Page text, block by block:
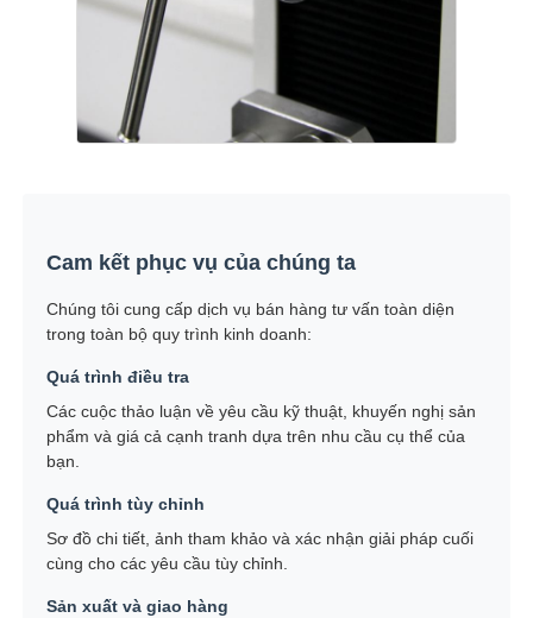
Cam kết phục vụ của chúng ta
Chúng tôi cung cấp dịch vụ bán hàng tư vấn toàn diện
trong toàn bộ quy trình kinh doanh:
Quá trình điều tra
Các cuộc thảo luận về yêu cầu kỹ thuật, khuyến nghị sản
phẩm và giá cả cạnh tranh dựa trên nhu cầu cụ thể của
bạn.
Quá trình tùy chỉnh
Sơ đồ chi tiết, ảnh tham khảo và xác nhận giải pháp cuối
cùng cho các yêu cầu tùy chỉnh.
Sản xuất và giao hàng